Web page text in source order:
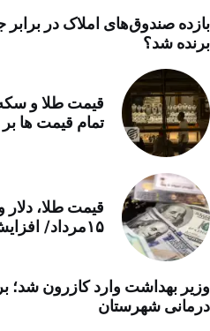
بازده صندوق‌های املاک در
برنده شد؟
تمام قیمت ها
قیمت طلا،
۱۵مرداد/ افزایش قیمت ها + جدول
وزیر بهداشت وارد کازرون
درمانی شهرستان